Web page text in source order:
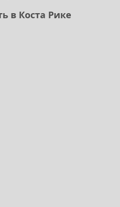
в Коста Рике